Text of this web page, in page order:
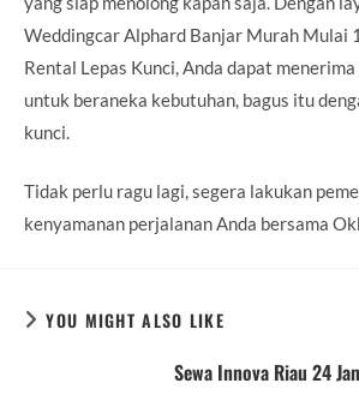
Weddingcar Alphard Banjar Murah Mulai
Rental Lepas Kunci, Anda dapat
untuk beraneka kebutuhan, bagus itu
kunci.
Tidak perlu ragu lagi, segera lakukan
kenyamanan perjalanan Anda bersama
YOU MIGHT ALSO LIKE
Sewa Innova Riau 24